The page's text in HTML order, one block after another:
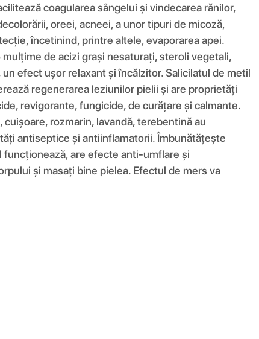
coagularea sângelui și vindecarea rănilor,
oreei, acneei, a unor tipuri de micoză,
încetinind, printre altele, evaporarea apei.
de acizi grași nesaturați, steroli vegetali,
efect ușor relaxant și încălzitor. Salicilatul de metil
regenerarea leziunilor pielii și are proprietăți
revigorante, fungicide, de curățare și calmante.
rozmarin, lavandă, terebentină au
antiseptice și antiinflamatorii. Îmbunătățește
are efecte anti-umflare și
și masați bine pielea. Efectul de mers va